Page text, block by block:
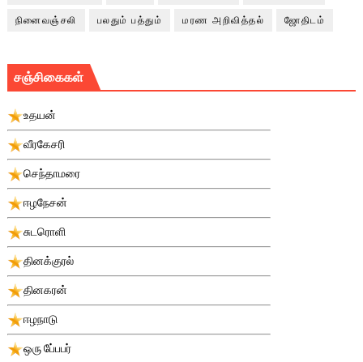
நினைவஞ்சலி பலதும் பத்தும் மரண அறிவித்தல் ஜோதிடம்
சஞ்சிகைகள்
உதயன்
வீரகேசரி
செந்தாமரை
ஈழநேசன்
சுடரொளி
தினக்குரல்
தினகரன்
ஈழநாடு
ஒரு பே்பபர்